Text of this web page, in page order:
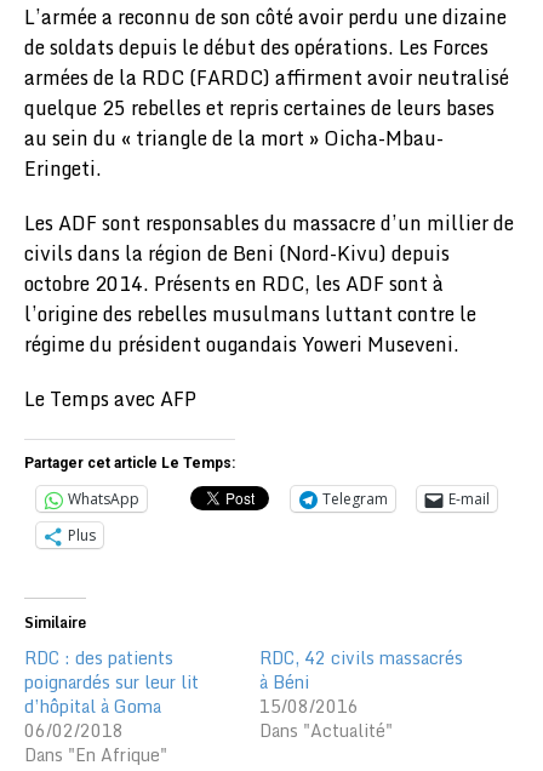
L’armée a reconnu de son côté avoir perdu une dizaine
de soldats depuis le début des opérations. Les Forces
armées de la RDC (FARDC) affirment avoir neutralisé
quelque 25 rebelles et repris certaines de leurs bases
au sein du « triangle de la mort » Oicha-Mbau-
Eringeti.
Les ADF sont responsables du massacre d’un millier de
civils dans la région de Beni (Nord-Kivu) depuis
octobre 2014. Présents en RDC, les ADF sont à
l’origine des rebelles musulmans luttant contre le
régime du président ougandais Yoweri Museveni.
Le Temps avec AFP
Partager cet article Le Temps:
WhatsApp Telegram
E-mail
Plus
Similaire
RDC : des patients
poignardés sur leur lit
d’hôpital à Goma
06/02/2018
Dans "En Afrique"
RDC, 42 civils massacrés
à Béni
15/08/2016
Dans "Actualité"